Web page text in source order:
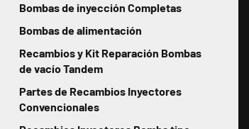
Bombas de inyección Completas
Bombas de alimentación
Recambios y Kit Reparación Bombas
de vacío Tandem
Partes de Recambios Inyectores
Convencionales